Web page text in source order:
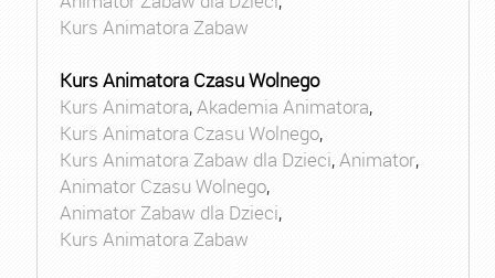
Kurs Animatora Zabaw
Kurs Animatora Czasu Wolnego
Kurs Animatora,Akademia Animatora,
Kurs Animatora Czasu Wolnego,
Kurs Animatora Zabaw dla Dzieci,Animator,
Animator Czasu Wolnego,
Animator Zabaw dla Dzieci,
Kurs Animatora Zabaw